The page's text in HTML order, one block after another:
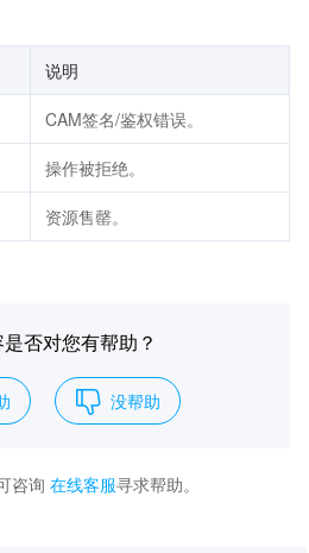
说明
CAM签名/鉴权错误。
操作被拒绝。
资源售罄。
否对您有帮助？
没帮助
咨询 在线客服寻求帮助。